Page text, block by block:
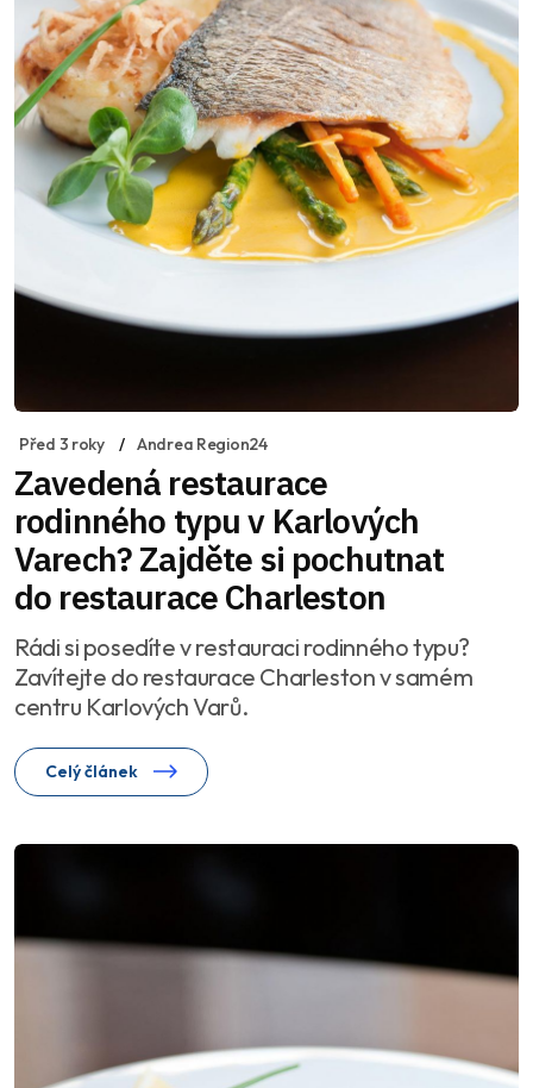
Před 3 roky Andrea Region24
Zavedená restaurace
rodinného typu v Karlových
Varech? Zajděte si pochutnat
do restaurace Charleston
Rádi si posedíte v restauraci rodinného typu?
Zavítejte do restaurace Charleston v samém
centru Karlových Varů.
Celý článek